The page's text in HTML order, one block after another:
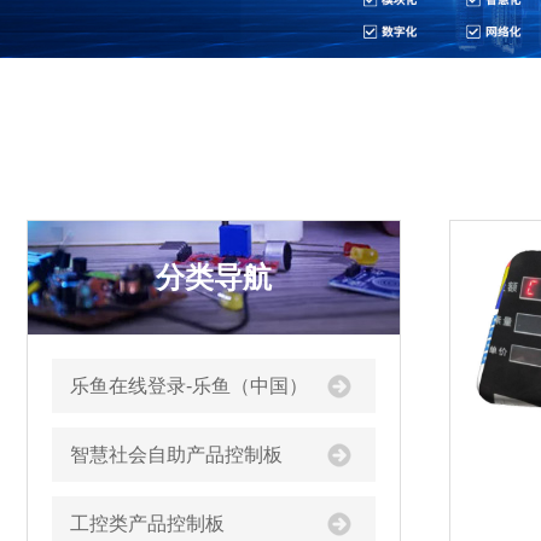
分类导航
乐鱼在线登录-乐鱼（中国）
智慧社会自助产品控制板
工控类产品控制板